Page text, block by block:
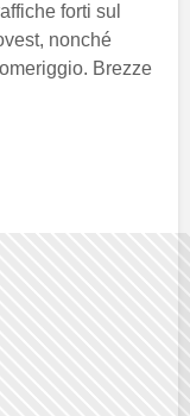
forti sul
nonché
Brezze